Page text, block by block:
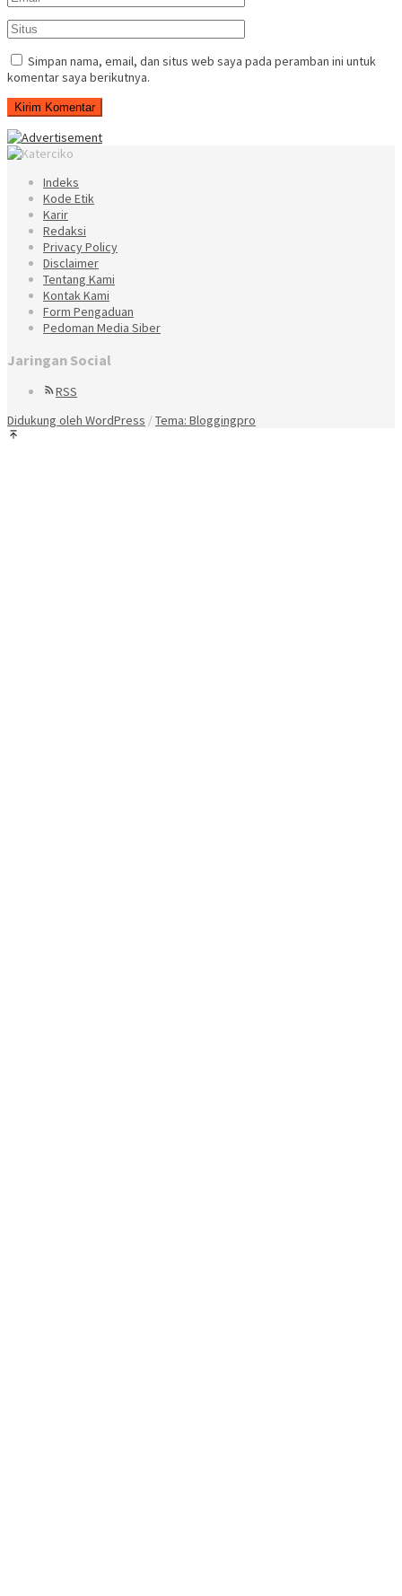
Simpan nama, email, dan situs web saya pada peramban ini untuk
komentar saya berikutnya.
Indeks
Kode Etik
Karir
Redaksi
Privacy Policy
Disclaimer
Tentang Kami
Kontak Kami
Form Pengaduan
Pedoman Media Siber
Jaringan Social
RSS
Didukung oleh WordPress /Tema: Bloggingpro